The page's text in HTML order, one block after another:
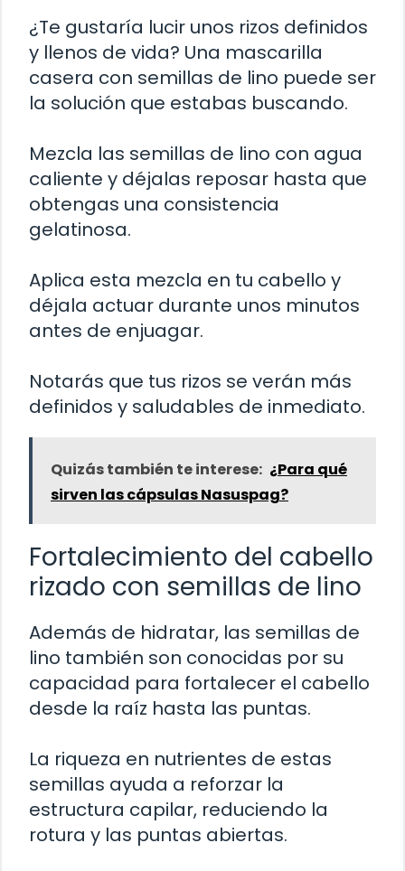
¿Te gustaría lucir unos rizos definidos
y llenos de vida? Una mascarilla
casera con semillas de lino puede ser
la solución que estabas buscando.
Mezcla las semillas de lino con agua
caliente y déjalas reposar hasta que
obtengas una consistencia
gelatinosa.
Aplica esta mezcla en tu cabello y
déjala actuar durante unos minutos
antes de enjuagar.
Notarás que tus rizos se verán más
definidos y saludables de inmediato.
Quizás también te interese: ¿Para qué
sirven las cápsulas Nasuspag?
Fortalecimiento del cabello
rizado con semillas de lino
Además de hidratar, las semillas de
lino también son conocidas por su
capacidad para fortalecer el cabello
desde la raíz hasta las puntas.
La riqueza en nutrientes de estas
semillas ayuda a reforzar la
estructura capilar, reduciendo la
rotura y las puntas abiertas.